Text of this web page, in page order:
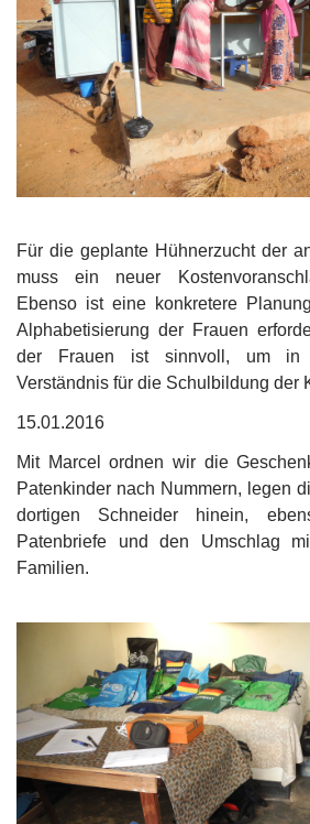
Für die geplante Hühnerzucht der
muss ein neuer
Ebenso ist eine konkretere
Alphabetisierung der Frauen
der Frauen ist sinnvoll, um in
Verständnis für die Schulbildung der
15.01.2016
Mit Marcel ordnen wir die
Patenkinder nach Nummern, legen
dortigen Schneider hinein,
Patenbriefe und den Umschlag
Familien.